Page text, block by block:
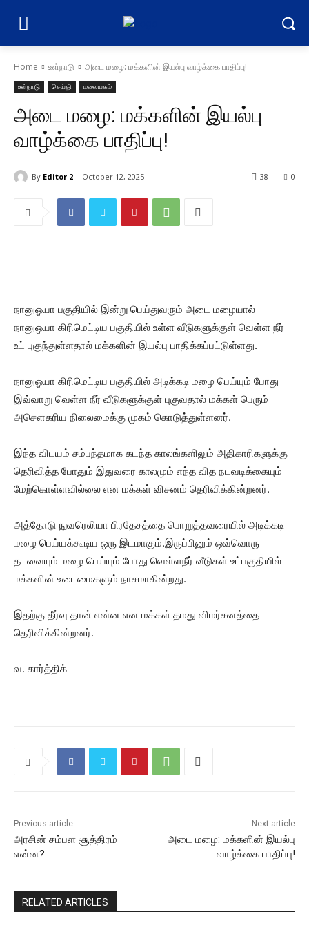
Home உள்நாடு அடை மழை: மக்களின் இயல்பு வாழ்க்கை பாதிப்பு!
உள்நாடு செய்தி மலையகம்
அடை மழை: மக்களின் இயல்பு
வாழ்க்கை பாதிப்பு!
By Editor 2 October 12, 2025 0
38
நானுஓயா பகுதியில் இன்று பெய்துவரும் அடை மழையால்
நானுஒயா கிரிமெட்டிய பகுதியில் உள்ள வீடுகளுக்குள் வெள்ள நீர்
உட் புகுந்துள்ளதால் மக்களின் இயல்பு பாதிக்கப்பட்டுள்ளது.
நானுஓயா கிரிமெட்டிய பகுதியில் அடிக்கடி மழை பெய்யும் போது
இவ்வாறு வெள்ள நீர் வீடுகளுக்குள் புகுவதால் மக்கள் பெரும்
அசௌகரிய நிலைமைக்கு முகம் கொடுத்துள்ளனர்.
இந்த விடயம் சம்பந்தமாக கடந்த காலங்களிலும் அதிகாரிகளுக்கு
தெரிவித்த போதும் இதுவரை காலமும் எந்த வித நடவடிக்கையும்
மேற்கொள்ளவில்லை என மக்கள் விசனம் தெரிவிக்கின்றனர்.
அத்தோடு நுவரெலியா பிரதேசத்தை பொறுத்தவரையில் அடிக்கடி
மழை பெய்யக்கூடிய ஒரு இடமாகும்.இருப்பினும் ஒவ்வொரு
தடவையும் மழை பெய்யும் போது வெள்ளநீர் வீடுகள் உட்பகுதியில்
மக்களின் உடைமைகளும் நாசமாகின்றது.
இதற்கு தீர்வு தான் என்ன என மக்கள் தமது விமர்சனத்தை
தெரிவிக்கின்றனர்.
வ. கார்த்திக்
Previous article
அரசின் சம்பள சூத்திரம்
என்ன?
Next article
அடை மழை: மக்களின் இயல்பு
வாழ்க்கை பாதிப்பு!
RELATED ARTICLES